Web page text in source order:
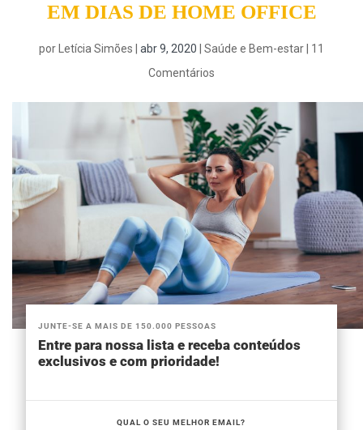
EM DIAS DE HOME OFFICE
por Letícia Simões abr 9, 2020 Saúde e Bem-estar
11
Comentários
JUNTE-SE A MAIS DE 150.000 PESSOAS
Entre para nossa lista e receba conteúdos
exclusivos e com prioridade!
QUAL O SEU MELHOR EMAIL?